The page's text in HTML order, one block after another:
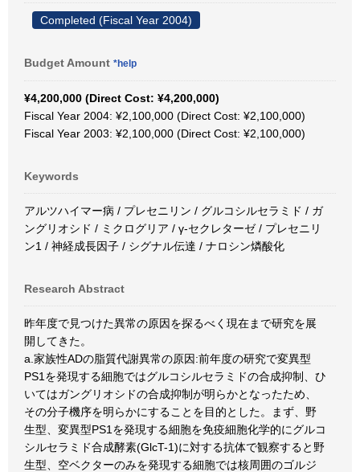
Completed (Fiscal Year 2004)
Budget Amount *help
¥4,200,000 (Direct Cost: ¥4,200,000)
Fiscal Year 2004: ¥2,100,000 (Direct Cost: ¥2,100,000)
Fiscal Year 2003: ¥2,100,000 (Direct Cost: ¥2,100,000)
Keywords
アルツハイマー病 / プレセニリン / グルコシルセラミド / ガ
ングリオシド / ミクログリア / γ-セクレターゼ / プレセニリ
ン1 / 神経成長因子 / シグナル伝達 / ナロシン燐酸化
Research Abstract
昨年度で見つけた異常の原因を探るべく現在まで研究を展
開してきた。
a.家族性ADの脂質代謝異常の原因:前年度の研究で変異型
PS1を発現する細胞ではグルコシルセラミドの合成抑制、ひ
いてはガングリオシドの合成抑制が明らかとなったため、
その分子機序を明らかにすることを目的とした。まず、野
生型、変異型PS1を発現する細胞を免疫細胞化学的にグルコ
シルセラミド合成酵素(GlcT-1)に対する抗体で観察すると野
生型、空ベクターのみを発現する細胞では核周囲のゴルジ